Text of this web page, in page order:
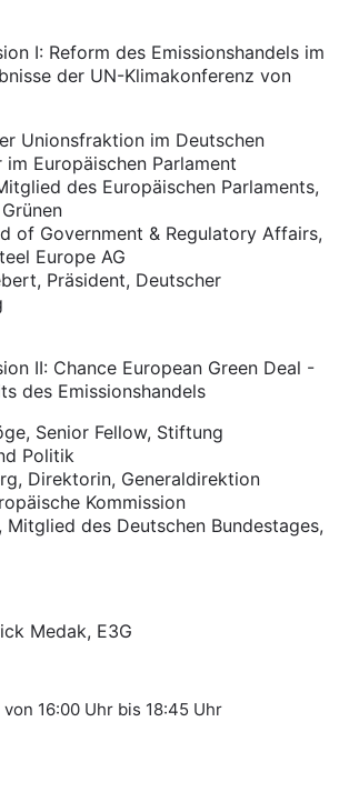
I: Reform des Emissionshandels im
der UN-Klimakonferenz von
Unionsfraktion im Deutschen
Europäischen Parlament
des Europäischen Parlaments,
of Government & Regulatory Affairs,
Europe AG
Präsident, Deutscher
II: Chance European Green Deal -
des Emissionshandels
Senior Fellow, Stiftung
Politik
Direktorin, Generaldirektion
Kommission
Mitglied des Deutschen Bundestages,
Medak, E3G
von 16:00 Uhr bis 18:45 Uhr